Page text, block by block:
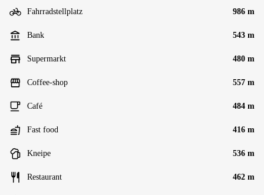
Fahrradstellplatz 986 m
Bank 543 m
Supermarkt 480 m
Coffee-shop 557 m
Café 484 m
Fast food 416 m
Kneipe 536 m
Restaurant 462 m